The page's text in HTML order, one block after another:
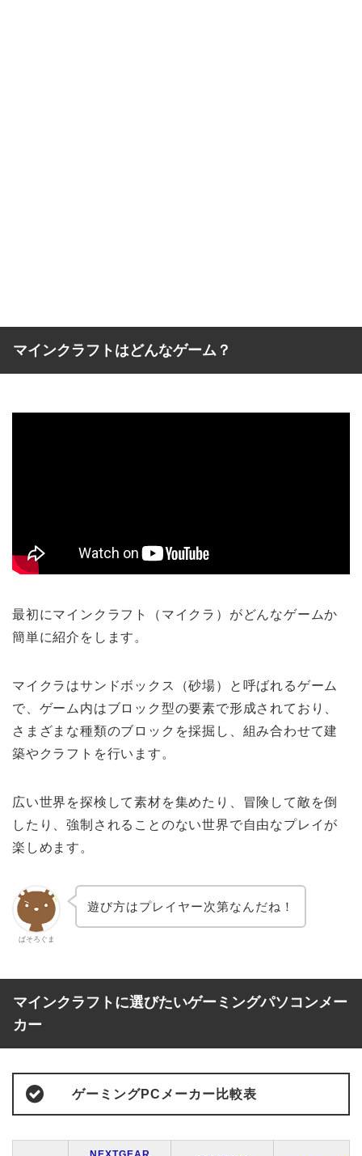
マインクラフトはどんなゲーム？
最初にマインクラフト（マイクラ）がどんなゲームか
簡単に紹介をします。
マイクラはサンドボックス（砂場）と呼ばれるゲーム
で、ゲーム内はブロック型の要素で形成されており、
さまざまな種類のブロックを採掘し、組み合わせて建
築やクラフトを行います。
広い世界を探検して素材を集めたり、冒険して敵を倒
したり、強制されることのない世界で自由なプレイが
楽しめます。
ぱそろぐま
遊び方はプレイヤー次第なんだね！
マインクラフトに選びたいゲーミングパソコンメー
カー
ゲーミングPCメーカー比較表